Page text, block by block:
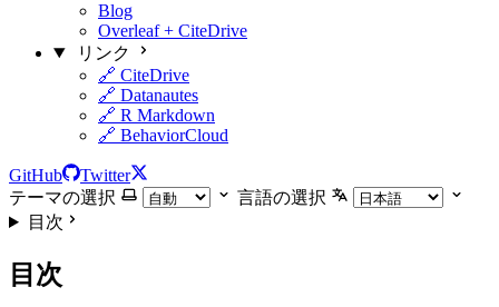
Blog
Overleaf + CiteDrive
リンク
🔗 CiteDrive
🔗 Datanautes
🔗 R Markdown
🔗 BehaviorCloud
GitHub
Twitter
テーマの選択
言語の選択
目次
目次